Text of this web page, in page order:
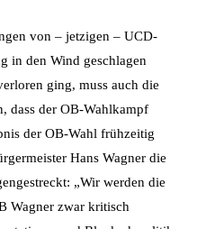
von – jetzigen – UCD-
in den Wind geschlagen
ging, muss auch die
dass der OB-Wahlkampf
der OB-Wahl frühzeitig
Hans Wagner die
„Wir werden die
Wagner zwar kritisch